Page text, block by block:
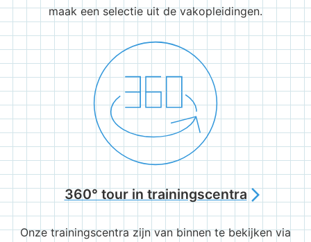
maak een selectie uit de vakopleidingen.
360° tour in trainingscentra arrow_forward_ios
Onze trainingscentra zijn van binnen te bekijken via